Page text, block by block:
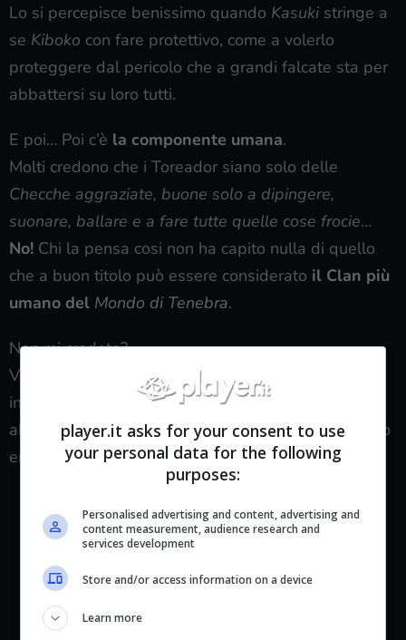
Lo si percepisce benissimo quando Kasuki stringe a
se Kiboko con fare protettivo, come a volerlo
proteggere dal pericolo che a grandi falcate sta per
abbattersi su loro tutti.
E poi… Poi c’è la componente umana.
Molti credono che i Toreador siano solo delle
Checche aggraziate, buone solo a dipingere,
suonare, ballare e a fare tutte quelle cose frocie…
No! Chi la pensa cosi non ha capito nulla di quello
che a buon titolo può essere considerato il Clan più
umano del Mondo di Tenebra.
Non mi credete?
Ve lo faccio raccontare dalle parole di
interrogato da “
L’Estraneo” esterrefatto sul perché
abbia fatto nutrire il nuovo Abbracciato da qualcuno
emozionalmente vicino a lui, risponde:
“Nutrirsi per la prima volta di
qualcuno che si ama serve a
imparare il rispetto per i mortali
player.it asks for your consent to use
your personal data for the following
purposes:
Personalised advertising and content, advertising and
content measurement, audience research and
services development
Store and/or access information on a device
Learn more